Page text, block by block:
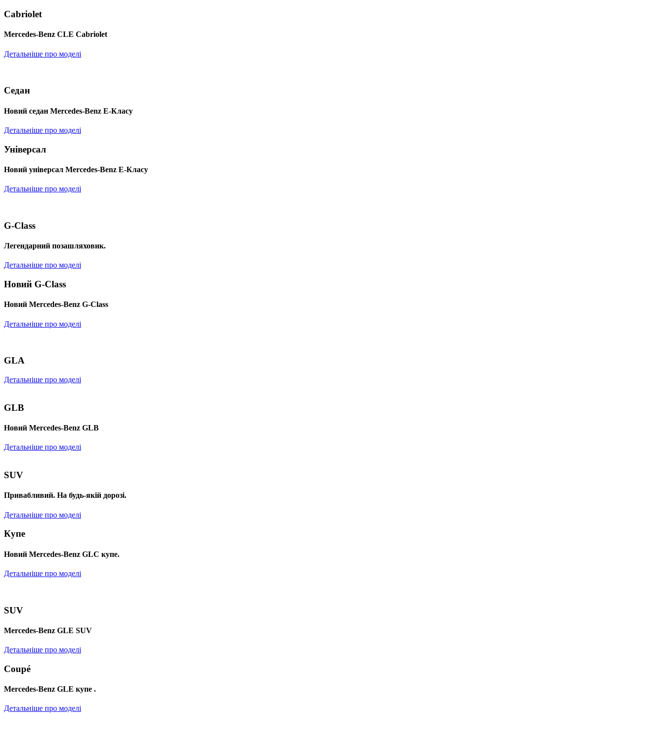
Cabriolet
Mercedes-Benz CLE Cabriolet
Детальніше про моделі
Седан
Новий седан Mercedes-Benz Е-Класу
Детальніше про моделі
Універсал
Новий універсал Mercedes-Benz E-Класу
Детальніше про моделі
G-Class
Легендарний позашляховик.
Детальніше про моделі
Новий G-Class
Новий Mercedes-Benz G-Class
Детальніше про моделі
GLA
Детальніше про моделі
GLB
Новий Mercedes-Benz GLB
Детальніше про моделі
SUV
Привабливий. На будь-якій дорозі.
Детальніше про моделі
Купе
Новий Mercedes-Benz GLС купе.
Детальніше про моделі
SUV
Mercedes-Benz GLE SUV
Детальніше про моделі
Coupé
Mercedes-Benz GLE купе .
Детальніше про моделі